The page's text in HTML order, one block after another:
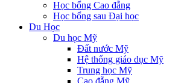
Học bổng Cao đẵng
Học bổng sau Đại học
Du Học
Du học Mỹ
Đất nước Mỹ
Hệ thống giáo dục Mỹ
Trung học Mỹ
Cao đẵng Mỹ